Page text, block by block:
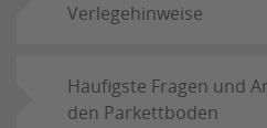
Verlegehinweise
Häufigste Fragen und
den Parkettboden